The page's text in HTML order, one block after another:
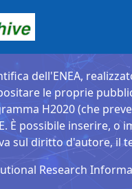
dell'ENEA,
le proprie
H2020 (che
È possibile inserire,
sul diritto d'autore, il
Research